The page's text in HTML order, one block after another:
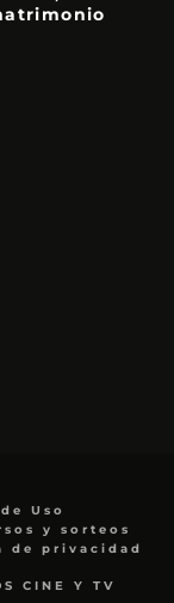
Uso
y sorteos
de privacidad
CINE Y TV